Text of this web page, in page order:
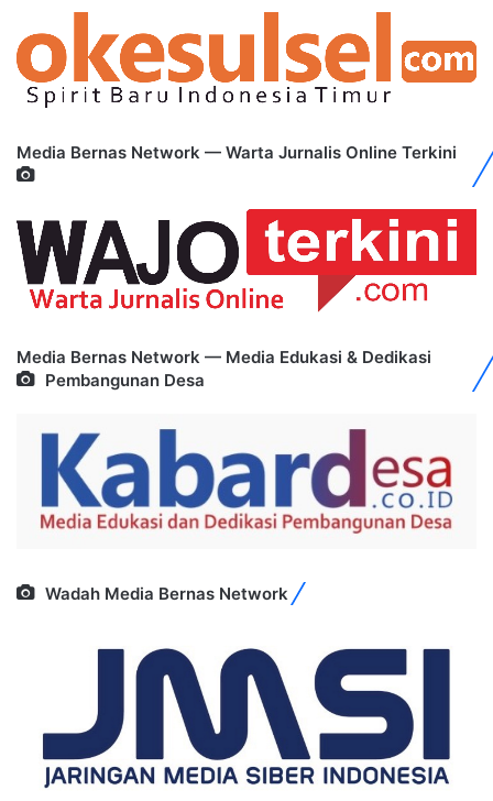
Media Bernas Network — Warta Jurnalis Online Terkini
Media Bernas Network — Media Edukasi & Dedikasi
Pembangunan Desa
Wadah Media Bernas Network